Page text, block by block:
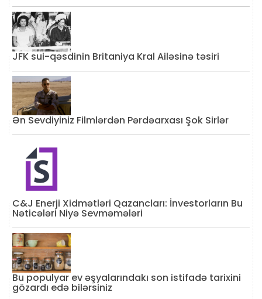
JFK sui-qəsdinin Britaniya Kral Ailəsinə təsiri
Ən Sevdiyiniz Filmlərdən Pərdəarxası Şok Sirlər
C&J Enerji Xidmətləri Qazancları: İnvestorların Bu
Nəticələri Niyə Sevməmələri
Bu populyar ev əşyalarındakı son istifadə tarixini
gözardı edə bilərsiniz